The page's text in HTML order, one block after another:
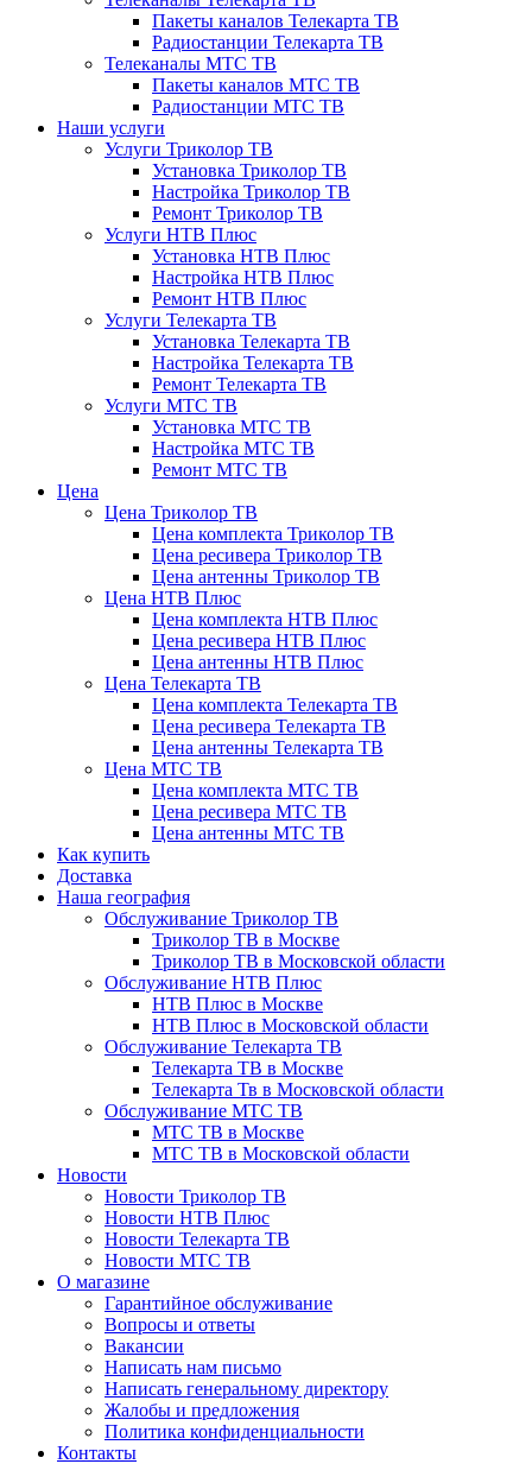
Пакеты каналов Телекарта ТВ
Радиостанции Телекарта ТВ
Телеканалы МТС ТВ
Пакеты каналов МТС ТВ
Радиостанции МТС ТВ
Наши услуги
Услуги Триколор ТВ
Установка Триколор ТВ
Настройка Триколор ТВ
Ремонт Триколор ТВ
Услуги НТВ Плюс
Установка НТВ Плюс
Настройка НТВ Плюс
Ремонт НТВ Плюс
Услуги Телекарта ТВ
Установка Телекарта ТВ
Настройка Телекарта ТВ
Ремонт Телекарта ТВ
Услуги МТС ТВ
Установка МТС ТВ
Настройка МТС ТВ
Ремонт МТС ТВ
Цена
Цена Триколор ТВ
Цена комплекта Триколор ТВ
Цена ресивера Триколор ТВ
Цена антенны Триколор ТВ
Цена НТВ Плюс
Цена комплекта НТВ Плюс
Цена ресивера НТВ Плюс
Цена антенны НТВ Плюс
Цена Телекарта ТВ
Цена комплекта Телекарта ТВ
Цена ресивера Телекарта ТВ
Цена антенны Телекарта ТВ
Цена МТС ТВ
Цена комплекта МТС ТВ
Цена ресивера МТС ТВ
Цена антенны МТС ТВ
Как купить
Доставка
Наша география
Обслуживание Триколор ТВ
Триколор ТВ в Москве
Триколор ТВ в Московской области
Обслуживание НТВ Плюс
НТВ Плюс в Москве
НТВ Плюс в Московской области
Обслуживание Телекарта ТВ
Телекарта ТВ в Москве
Телекарта Тв в Московской области
Обслуживание МТС ТВ
МТС ТВ в Москве
МТС ТВ в Московской области
Новости
Новости Триколор ТВ
Новости НТВ Плюс
Новости Телекарта ТВ
Новости МТС ТВ
О магазине
Гарантийное обслуживание
Вопросы и ответы
Вакансии
Написать нам письмо
Написать генеральному директору
Жалобы и предложения
Политика конфиденциальности
Контакты